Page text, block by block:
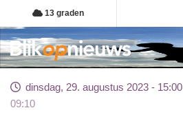
Overslaan
en
naar
de
gaan
13 graden
dinsdag, 29. augustus 2023 - 15:00
09:10